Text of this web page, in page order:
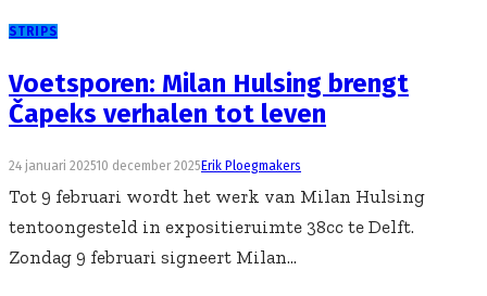
STRIPS
Voetsporen: Milan Hulsing brengt
Čapeks verhalen tot leven
24 januari 202510 december 2025 Erik Ploegmakers
Tot 9 februari wordt het werk van Milan Hulsing
tentoongesteld in expositieruimte 38cc te Delft.
Zondag 9 februari signeert Milan...